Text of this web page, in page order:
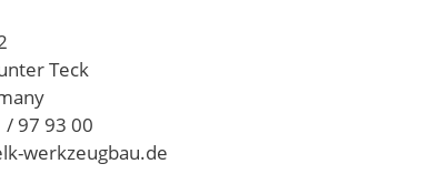
Teck
/ 97 93 00
werkzeugbau.de